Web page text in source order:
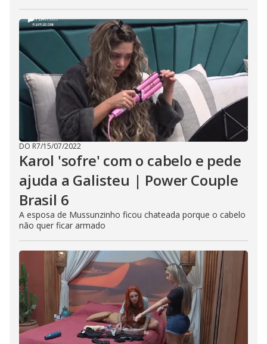
DO R7/15/07/2022
Karol 'sofre' com o cabelo e pede
ajuda a Galisteu | Power Couple
Brasil 6
A esposa de Mussunzinho ficou chateada porque o cabelo
não quer ficar armado